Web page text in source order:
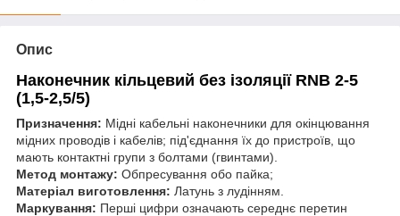
Опис
Наконечник кільцевий без ізоляції RNB 2-5
(1,5-2,5/5)
Призначення: Мідні кабельні наконечники для окінцювання
мідних проводів і кабелів; під'єднання їх до пристроїв, що
мають контактні групи з болтами (гвинтами).
Метод монтажу: Обпресування обо пайка;
Матеріал виготовлення: Латунь з лудінням.
Маркування: Перші цифри означають середнє перетин